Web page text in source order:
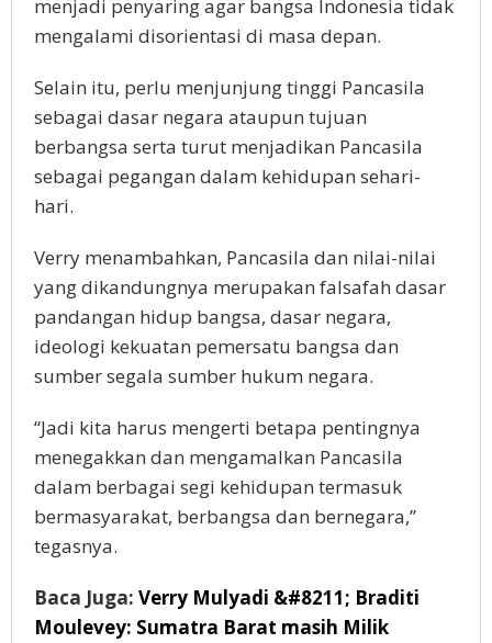
menjadi penyaring agar bangsa Indonesia tidak
mengalami disorientasi di masa depan.
Selain itu, perlu menjunjung tinggi Pancasila
sebagai dasar negara ataupun tujuan
berbangsa serta turut menjadikan Pancasila
sebagai pegangan dalam kehidupan sehari-
hari.
Verry menambahkan, Pancasila dan nilai-nilai
yang dikandungnya merupakan falsafah dasar
pandangan hidup bangsa, dasar negara,
ideologi kekuatan pemersatu bangsa dan
sumber segala sumber hukum negara.
“Jadi kita harus mengerti betapa pentingnya
menegakkan dan mengamalkan Pancasila
dalam berbagai segi kehidupan termasuk
bermasyarakat, berbangsa dan bernegara,”
tegasnya.
Baca Juga: Verry Mulyadi &#8211; Braditi
Moulevey: Sumatra Barat masih Milik